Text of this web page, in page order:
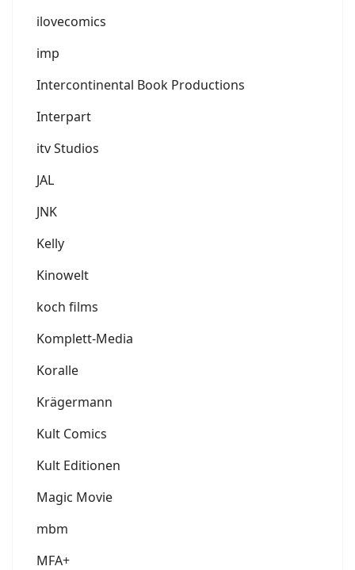
ilovecomics
imp
Intercontinental Book Productions
Interpart
itv Studios
JAL
JNK
Kelly
Kinowelt
koch films
Komplett-Media
Koralle
Krägermann
Kult Comics
Kult Editionen
Magic Movie
mbm
MFA+